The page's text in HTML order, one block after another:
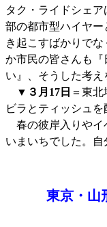
タク・ライドシェ
部の都市型ハイヤー
き起こすばかりで
か市民の皆さんも
い』、そうした考え
▼ ３月17日 ＝東
ビラとティッシュを
春の彼岸入りやイ
いまいちでした。自
東京・山